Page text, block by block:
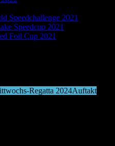
Speedchallenge 2021
Speedcup 2021
Foil Cup 2021
Regatta 2024Auftakt